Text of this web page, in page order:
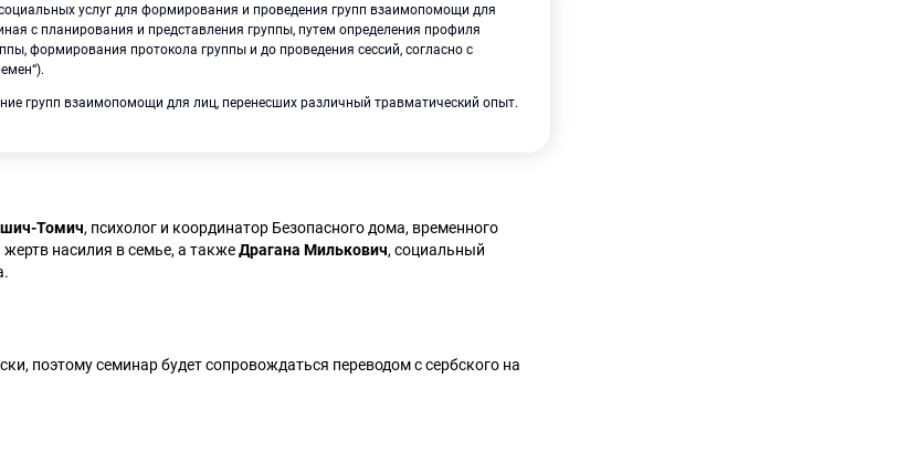
услуг для формирования и проведения групп взаимопомощи для
с планирования и представления группы, путем определения профиля
формирования протокола группы и до проведения сессий, согласно с
групп взаимопомощи для лиц, перенесших различный травматический опыт.
Томич, психолог и координатор Безопасного дома, временного
насилия в семье, а такжеДрагана Милькович, социальный
поэтому семинар будет сопровождаться переводом с сербского на